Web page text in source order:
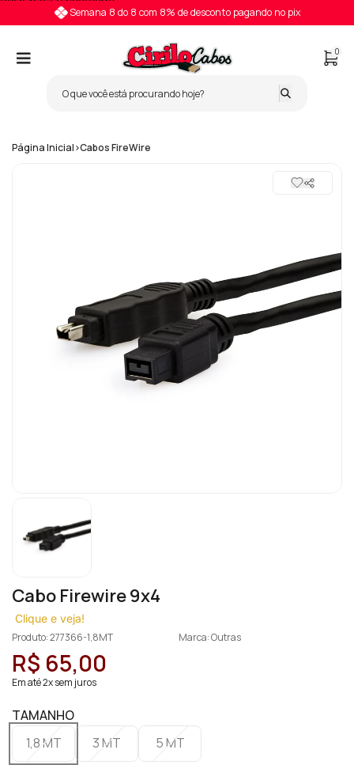
Semana 8 do 8 com 8% de desconto pagando no pix
0
Página Inicial>Cabos FireWire
Cabo Firewire 9x4
Clique e veja!
Produto: 277366-1,8MT
Marca: Outras
R$ 65,00
Em até 2x sem juros
TAMANHO
1,8 MT
3 MT 5 MT